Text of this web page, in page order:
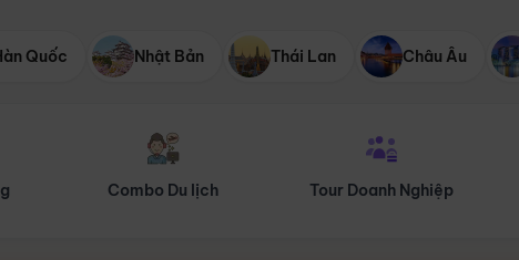
Quốc Nhật Bản Thái Lan Châu Âu
Tour Doanh Nghiệp Du lịch Hành Hương